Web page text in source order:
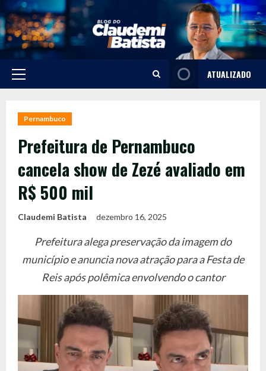
Skip
to
content
Primary
ATUALIZADO
Pernambuco
Prefeitura de Pernambuco
cancela show de Zezé avaliado em
R$ 500 mil
Claudemi Batista dezembro 16, 2025
Prefeitura alega preservação da imagem do
município e anuncia nova atração para a Festa de
Reis após polêmica envolvendo o cantor